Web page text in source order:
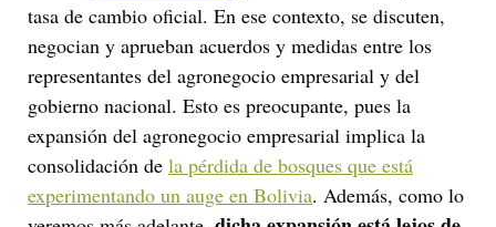
tasa de cambio oficial. En ese contexto, se discuten,
negocian y aprueban acuerdos y medidas entre los
representantes del agronegocio empresarial y del
gobierno nacional. Esto es preocupante, pues la
expansión del agronegocio empresarial implica la
consolidación de la pérdida de bosques que está
experimentando un auge en Bolivia. Además, como lo